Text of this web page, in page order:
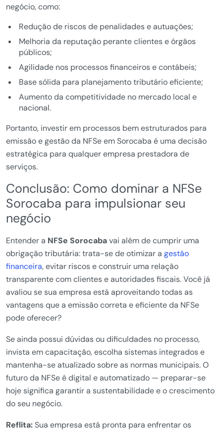
negócio, como:
Redução de riscos de penalidades e autuações;
Melhoria da reputação perante clientes e órgãos
públicos;
Agilidade nos processos financeiros e contábeis;
Base sólida para planejamento tributário eficiente;
Aumento da competitividade no mercado local e
nacional.
Portanto, investir em processos bem estruturados para
emissão e gestão da NFSe em Sorocaba é uma decisão
estratégica para qualquer empresa prestadora de
serviços.
Conclusão: Como dominar a NFSe
Sorocaba para impulsionar seu
negócio
Entender a NFSe Sorocabavai além de cumprir uma
obrigação tributária: trata-se de otimizar a gestão
financeira, evitar riscos e construir uma relação
transparente com clientes e autoridades fiscais. Você já
avaliou se sua empresa está aproveitando todas as
vantagens que a emissão correta e eficiente da NFSe
pode oferecer?
Se ainda possui dúvidas ou dificuldades no processo,
invista em capacitação, escolha sistemas integrados e
mantenha-se atualizado sobre as normas municipais. O
futuro da NFSe é digital e automatizado — preparar-se
hoje significa garantir a sustentabilidade e o crescimento
do seu negócio.
Reflita:Sua empresa está pronta para enfrentar os